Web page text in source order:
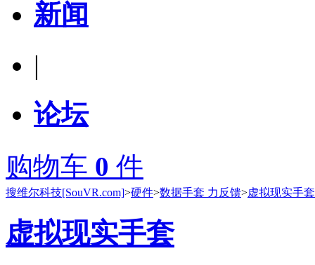
新闻
|
论坛
购物车 0 件
搜维尔科技[SouVR.com]>硬件>数据手套 力反馈>虚拟现实手套
虚拟现实手套